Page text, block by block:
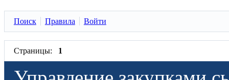
Поиск Правила Войти
Страницы: 1